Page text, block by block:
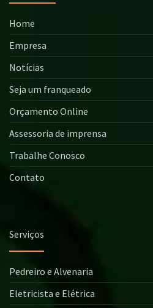
Home
Empresa
Notícias
Seja um franqueado
Orçamento Online
Assessoria de imprensa
Trabalhe Conosco
Contato
Serviços
Pedreiro e Alvenaria
Eletricista e Elétrica